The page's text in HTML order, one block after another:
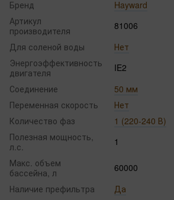
Бренд
Hayward
Артикул
производителя
81006
Для соленой воды
Нет
Энергоэффективность
двигателя
IE2
Соединение
50 мм
Переменная скорость
Нет
Количество фаз
1 (220-240 В)
Полезная мощность,
л.с.
1
Макс. объем
бассейна, л
60000
Наличие префильтра
Да